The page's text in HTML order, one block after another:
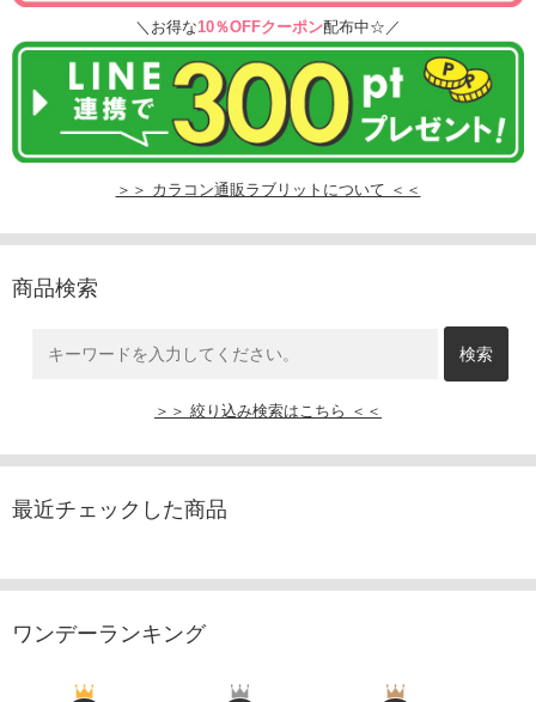
＼お得な10％OFFクーポン配布中☆／
＞＞ カラコン通販ラブリットについて ＜＜
商品検索
＞＞ 絞り込み検索はこちら ＜＜
最近チェックした商品
ワンデーランキング